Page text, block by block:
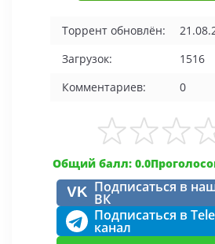
Торрент обновлён:
Загрузок:
1516
Комментариев:
0
Общий балл: 0.0
VK Подписаться в
ВК
Подписаться в
канал